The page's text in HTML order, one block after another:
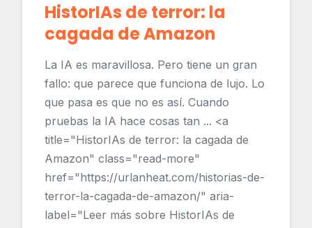
HistorIAs de terror: la
cagada de Amazon
La IA es maravillosa. Pero tiene un gran
fallo: que parece que funciona de lujo. Lo
que pasa es que no es así. Cuando
pruebas la IA hace cosas tan ... <a
title="HistorIAs de terror: la cagada de
Amazon" class="read-more"
href="https://urlanheat.com/historias-de-
terror-la-cagada-de-amazon/" aria-
label="Leer más sobre HistorIAs de